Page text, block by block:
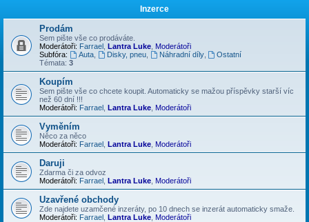
Inzerce
Prodám
Sem pište vše co prodáváte.
Moderátoři: Farrael Lantra Luke Moderátoři
Subfóra:
Auta, Disky, pneu, Náhradní díly,
Ostatní
Témata: 3
Koupím
Sem pište vše co chcete koupit. Automaticky se mažou příspěvky starší víc
než 60 dní !!!
Moderátoři: Farrael Lantra Luke Moderátoři
Vyměním
Něco za něco
Moderátoři: Farrael Lantra Luke Moderátoři
Daruji
Zdarma či za odvoz
Moderátoři: Farrael Lantra Luke Moderátoři
Uzavřené obchody
Zde najdete uzamčené inzeráty, po 10 dnech se inzerát automaticky smaže.
Moderátoři: Farrael Lantra Luke Moderátoři